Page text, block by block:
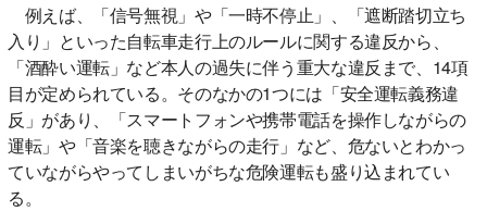
例えば、「信号無視」や「一時不停止」、「遮断踏切立ち
入り」といった自転車走行上のルールに関する違反から、
「酒酔い運転」など本人の過失に伴う重大な違反まで、14項
目が定められている。そのなかの1つには「安全運転義務違
反」があり、「スマートフォンや携帯電話を操作しながらの
運転」や「音楽を聴きながらの走行」など、危ないとわかっ
ていながらやってしまいがちな危険運転も盛り込まれてい
る。